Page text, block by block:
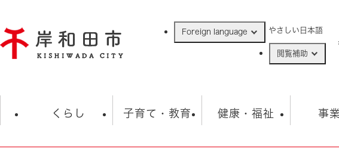
ジ
の
Foreign language やさしい日本語
閲覧補助
くらし 子育て・教育 健康・福祉 事